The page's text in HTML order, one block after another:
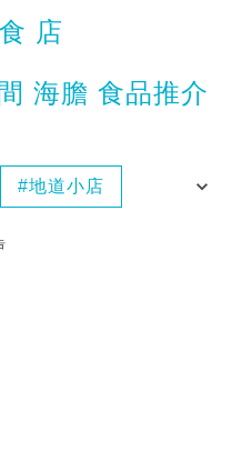
店
海膽 食品推介
地道小店